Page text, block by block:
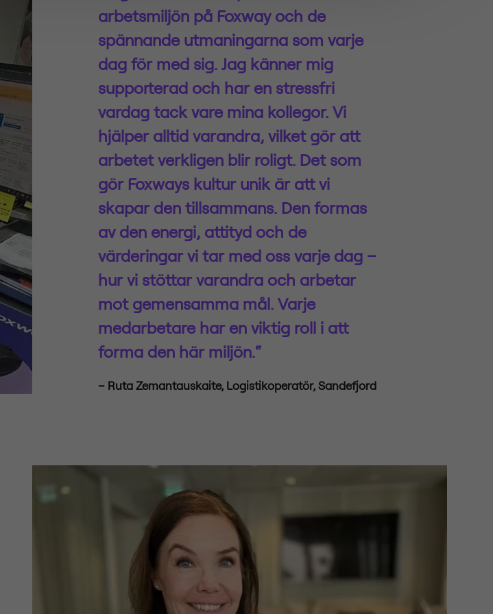
arbetsmiljön på Foxway och de
spännande utmaningarna som varje
dag för med sig. Jag känner mig
supporterad och har en stressfri
vardag tack vare mina kollegor. Vi
hjälper alltid varandra, vilket gör att
arbetet verkligen blir roligt. Det som
gör Foxways kultur unik är att vi
skapar den tillsammans. Den formas
av den energi, attityd och de
värderingar vi tar med oss varje dag –
hur vi stöttar varandra och arbetar
mot gemensamma mål. Varje
medarbetare har en viktig roll i att
forma den här miljön.“
– Ruta Zemantauskaite, Logistikoperatör, Sandefjord